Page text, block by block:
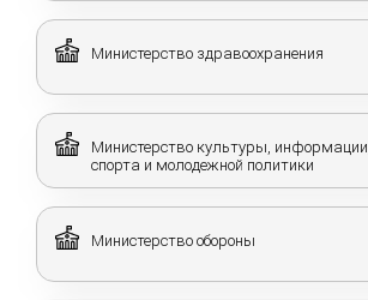
Министерство здравоохранения
Министерство культуры, информации,
спорта и молодежной политики
Министерство обороны